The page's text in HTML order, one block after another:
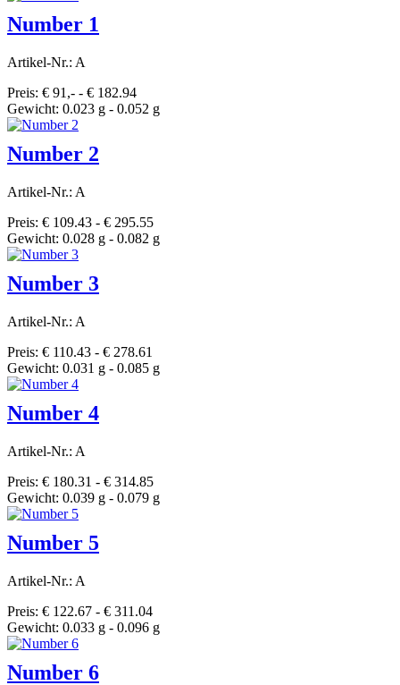
Number 1
Artikel-Nr.: A
Preis: € 91,- - € 182.94
Gewicht: 0.023 g - 0.052 g
Number 2
Artikel-Nr.: A
Preis: € 109.43 - € 295.55
Gewicht: 0.028 g - 0.082 g
Number 3
Artikel-Nr.: A
Preis: € 110.43 - € 278.61
Gewicht: 0.031 g - 0.085 g
Number 4
Artikel-Nr.: A
Preis: € 180.31 - € 314.85
Gewicht: 0.039 g - 0.079 g
Number 5
Artikel-Nr.: A
Preis: € 122.67 - € 311.04
Gewicht: 0.033 g - 0.096 g
Number 6